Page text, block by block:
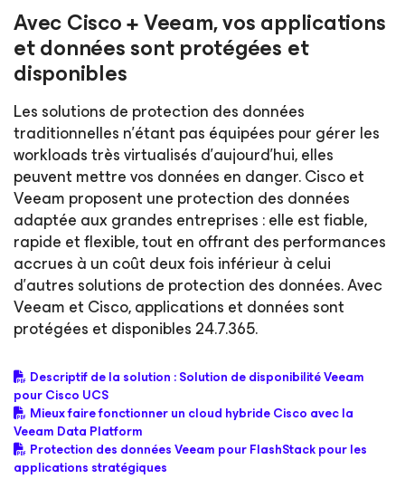
Avec Cisco + Veeam, vos applications
et données sont protégées et
disponibles
Les solutions de protection des données
traditionnelles n’étant pas équipées pour gérer les
workloads très virtualisés d’aujourd’hui, elles
peuvent mettre vos données en danger. Cisco et
Veeam proposent une protection des données
adaptée aux grandes entreprises : elle est fiable,
rapide et flexible, tout en offrant des performances
accrues à un coût deux fois inférieur à celui
d’autres solutions de protection des données. Avec
Veeam et Cisco, applications et données sont
protégées et disponibles 24.7.365.
Descriptif de la solution : Solution de disponibilité Veeam
pour Cisco UCS
Mieux faire fonctionner un cloud hybride Cisco avec la
Veeam Data Platform
Protection des données Veeam pour FlashStack pour les
applications stratégiques